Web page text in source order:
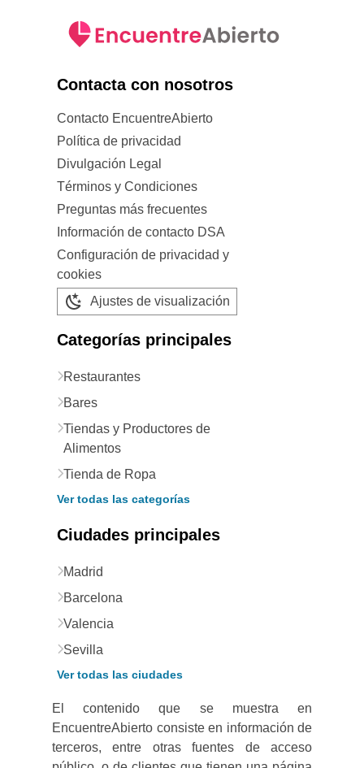
Contacta con nosotros
Contacto EncuentreAbierto
Política de privacidad
Divulgación Legal
Términos y Condiciones
Preguntas más frecuentes
Información de contacto DSA
Configuración de privacidad y
cookies
Ajustes de visualización
Categorías principales
Restaurantes
Bares
Tiendas y Productores de
Alimentos
Tienda de Ropa
Ver todas las categorías
Ciudades principales
Madrid
Barcelona
Valencia
Sevilla
Ver todas las ciudades
El contenido que se muestra en
EncuentreAbierto consiste en información de
terceros, entre otras fuentes de acceso